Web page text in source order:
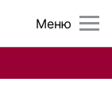
все
Меню